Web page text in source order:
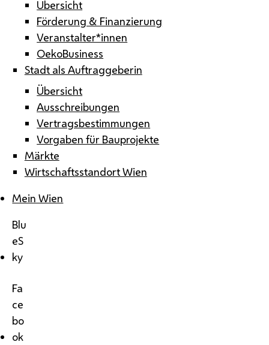
Übersicht
Förderung & Finanzierung
Veranstalter*innen
OekoBusiness
Stadt als Auftraggeberin
Übersicht
Ausschreibungen
Vertragsbestimmungen
Vorgaben für Bauprojekte
Märkte
Wirtschaftsstandort Wien
Mein Wien
Blu
eS
ky
Fa
ce
bo
ok